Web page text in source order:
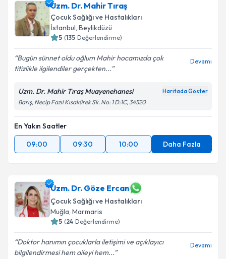
Uzm. Dr. Mahir Tıraş
Çocuk Sağlığı ve Hastalıkları
İstanbul, Beylikdüzü
5 (135 Değerlendirme)
Bugün sünnet oldu oğlum Mahir hocamızda çok
titizlikle ilgilendiler gerçekten...
Devamı
Uzm. Dr. Mahir Tıraş Muayenehanesi Haritada Göster
Barış, Necip Fazıl Kısakürek Sk. No: 1 D:1C, 34520
En Yakın Saatler
09:00
09:30 10:00 Daha Fazla
Uzm. Dr. Göze Ercan
Çocuk Sağlığı ve Hastalıkları
Muğla, Marmaris
5 (24 Değerlendirme)
Doktor hanımın çocuklarla iletişimi ve açıklayıcı
bilgilendirmesi hem aileyi hem...
Devamı